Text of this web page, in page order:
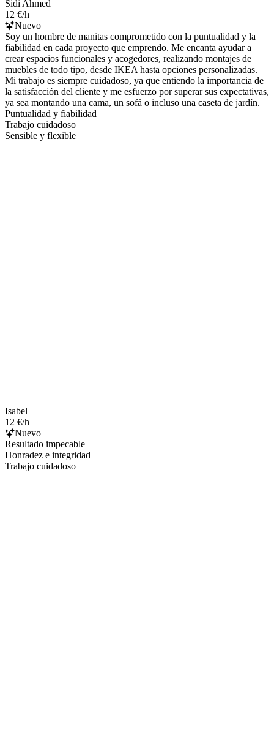
Sidi Ahmed
12 €/h
Nuevo
Soy un hombre de manitas comprometido con la puntualidad y la
fiabilidad en cada proyecto que emprendo. Me encanta ayudar a
crear espacios funcionales y acogedores, realizando montajes de
muebles de todo tipo, desde IKEA hasta opciones personalizadas.
Mi trabajo es siempre cuidadoso, ya que entiendo la importancia de
la satisfacción del cliente y me esfuerzo por superar sus expectativas,
ya sea montando una cama, un sofá o incluso una caseta de jardín.
Puntualidad y fiabilidad
Trabajo cuidadoso
Sensible y flexible
Isabel
12 €/h
Nuevo
Resultado impecable
Honradez e integridad
Trabajo cuidadoso